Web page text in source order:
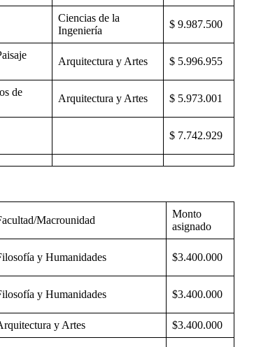
Ciencias de la
Ingeniería
$ 9.987.500
Arquitectura y Artes $ 5.996.955
de
Arquitectura y Artes $ 5.973.001
$ 7.742.929
Macrounidad
Monto
asignado
y Humanidades $3.400.000
y Humanidades $3.400.000
y Artes $3.400.000